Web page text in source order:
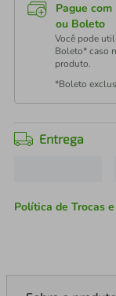
Pague
ou Boleto
Você pode
Boleto* caso
produto.
*Boleto
Entrega
Política de Trocas